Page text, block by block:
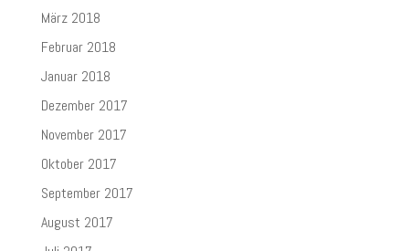
März 2018
Februar 2018
Januar 2018
Dezember 2017
November 2017
Oktober 2017
September 2017
August 2017